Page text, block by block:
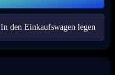
In den Einkaufswagen legen